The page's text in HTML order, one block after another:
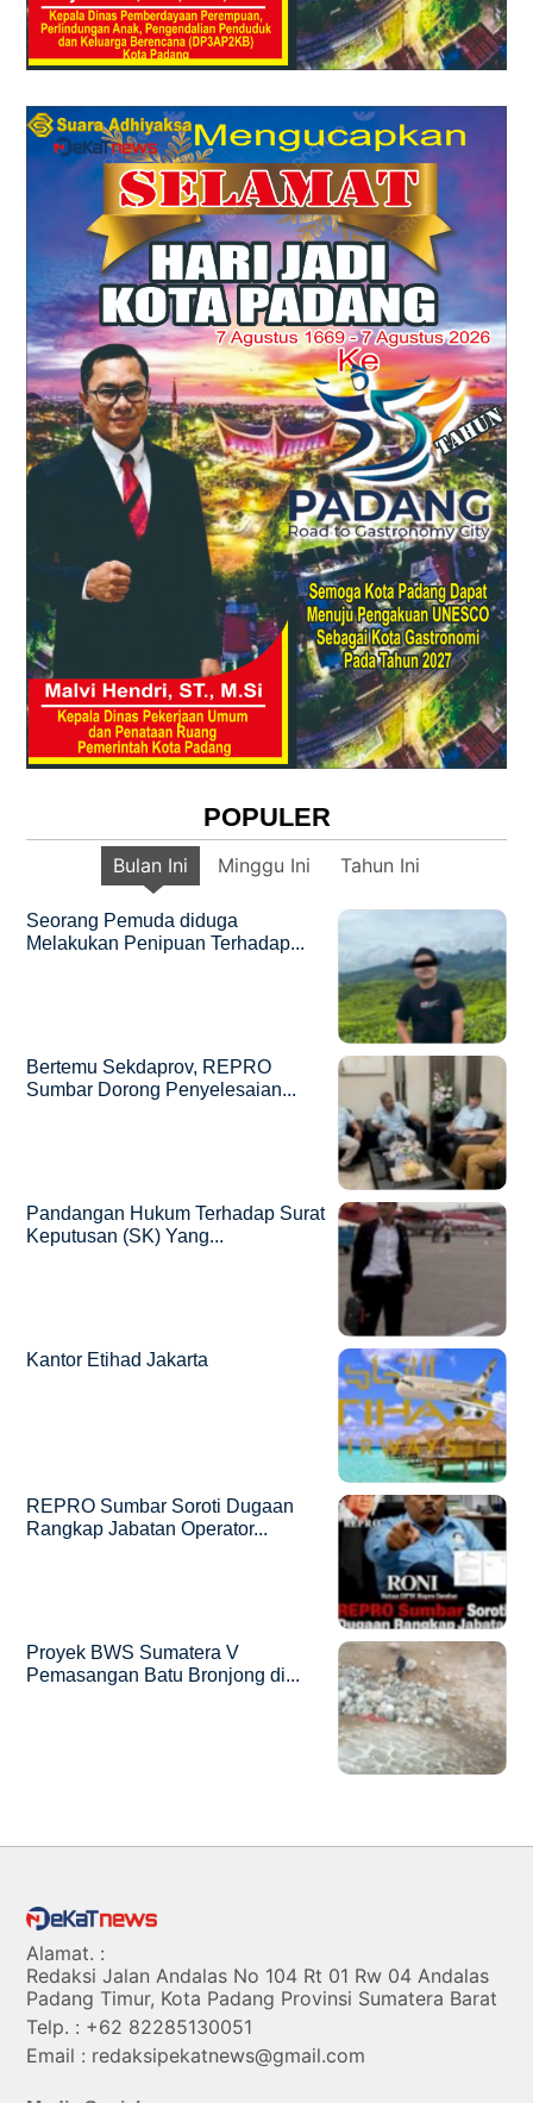
POPULER
Bulan Ini Minggu Ini Tahun Ini
Seorang Pemuda diduga
Melakukan Penipuan Terhadap...
Bertemu Sekdaprov, REPRO
Sumbar Dorong Penyelesaian...
Pandangan Hukum Terhadap Surat
Keputusan (SK) Yang...
Kantor Etihad Jakarta
REPRO Sumbar Soroti Dugaan
Rangkap Jabatan Operator...
Proyek BWS Sumatera V
Pemasangan Batu Bronjong di...
Alamat. :
Redaksi Jalan Andalas No 104 Rt 01 Rw 04 Andalas
Padang Timur, Kota Padang Provinsi Sumatera Barat
Telp. : +62 82285130051
Email : redaksipekatnews@gmail.com